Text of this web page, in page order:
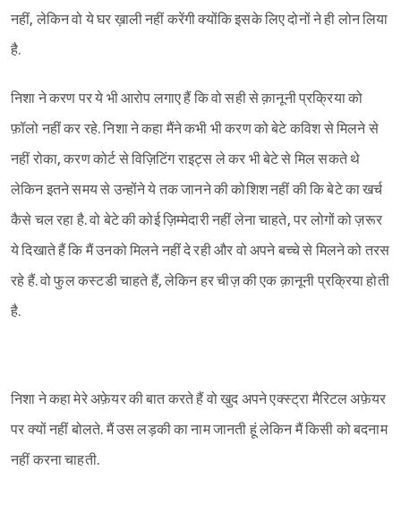
नहीं, लेकिन वो ये घर ख़ाली नहीं करेंगी क्योंकि इसके लिए दोनों ने ही लोन लिया
है.
निशा ने करण पर ये भी आरोप लगाए हैं कि वो सही से क़ानूनी प्रक्रिया को
फ़ॉलो नहीं कर रहे. निशा ने कहा मैंने कभी भी करण को बेटे कविश से मिलने से
नहीं रोका, करण कोर्ट से विज़िटिंग राइट्स ले कर भी बेटे से मिल सकते थे
लेकिन इतने समय से उन्होंने ये तक जानने की कोशिश नहीं की कि बेटे का खर्च
कैसे चल रहा है. वो बेटे की कोई ज़िम्मेदारी नहीं लेना चाहते, पर लोगों को ज़रूर
ये दिखाते हैं कि मैं उनको मिलने नहीं दे रही और वो अपने बच्चे से मिलने को तरस
रहे हैं. वो फुल कस्टडी चाहते हैं, लेकिन हर चीज़ की एक क़ानूनी प्रक्रिया होती
है.
निशा ने कहा मेरे अफ़ेयर की बात करते हैं वो खुद अपने एक्स्ट्रा मैरिटल अफ़ेयर
पर क्यों नहीं बोलते. मैं उस लड़की का नाम जानती हूं लेकिन मैं किसी को बदनाम
नहीं करना चाहती.